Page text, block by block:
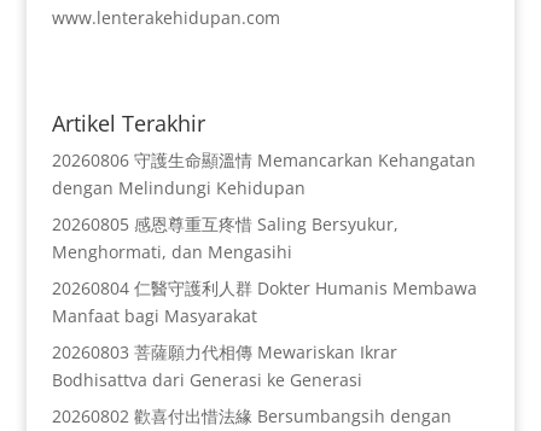
www.lenterakehidupan.com
Artikel Terakhir
20260806 守護生命顯溫情 Memancarkan Kehangatan
dengan Melindungi Kehidupan
20260805 感恩尊重互疼惜 Saling Bersyukur,
Menghormati, dan Mengasihi
20260804 仁醫守護利人群 Dokter Humanis Membawa
Manfaat bagi Masyarakat
20260803 菩薩願力代相傳 Mewariskan Ikrar
Bodhisattva dari Generasi ke Generasi
20260802 歡喜付出惜法緣 Bersumbangsih dengan